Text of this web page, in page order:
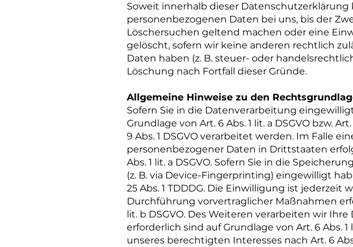
Soweit innerhalb dieser
personenbezogenen Daten bei uns, bis der
Löschersuchen geltend machen oder eine
gelöscht, sofern wir keine anderen rechtlich
Daten haben (z. B. steuer- oder
Löschung nach Fortfall dieser Gründe.
Allgemeine Hinweise zu den
Sofern Sie in die Datenverarbeitung
Grundlage von Art. 6 Abs. 1 lit. a DSGVO bzw.
9 Abs. 1 DSGVO verarbeitet werden. Im Falle
personenbezogener Daten in Drittstaaten
Abs. 1 lit. a DSGVO. Sofern Sie in die
(z. B. via Device-Fingerprinting) eingewilligt
25 Abs. 1 TDDDG. Die Einwilligung ist
Durchführung vorvertraglicher Maßnahmen
lit. b DSGVO. Des Weiteren verarbeiten wir
erforderlich sind auf Grundlage von Art. 6 Abs.
unseres berechtigten Interesses nach Art. 6